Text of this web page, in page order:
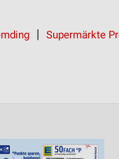
Supermärkte